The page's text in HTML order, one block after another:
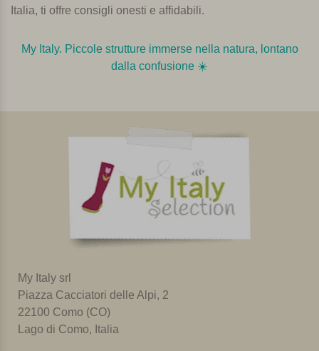
Italia, ti offre consigli onesti e affidabili.
My Italy. Piccole strutture immerse nella natura, lontano
dalla confusione ☀️️️
My Italy srl
Piazza Cacciatori delle Alpi, 2
22100 Como (CO)
Lago di Como, Italia